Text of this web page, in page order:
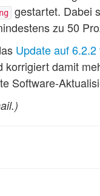
gestartet. Dabei
zu 50
Update auf
korrigiert damit
Software-